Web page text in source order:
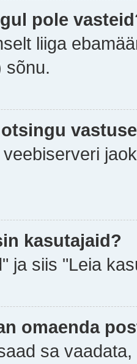
pole
liiga
sõnu.
kasutajaid?
ja siis "Leia
omaenda
sa